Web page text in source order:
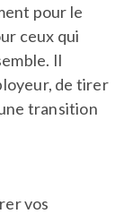
pour le
ceux qui
Il
de tirer
transition
vos